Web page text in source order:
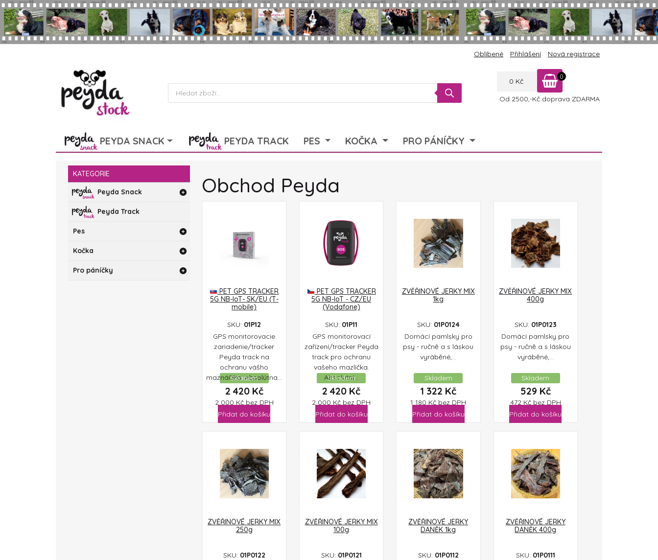
Skip to main content
Oblíbené Přihlášení Nová registrace
Products
search
0 Kč
0
Od 2500,-Kč doprava ZDARMA
PEYDA SNACK PEYDA TRACK PES KOČKA PRO PÁNÍČKY
Obchod Peyda
PET GPS TRACKER
5G NB-IoT- SK/EU (T-
mobile)
SKU: 01P12
GPS monitorovacie
zariadenie/tracker
Peyda track na
ochranu vášho
maznáčika. Absolútna...
Skladem
2 420 Kč
2 000 Kč bez DPH
Přidat do košíku
PET GPS TRACKER
5G NB-IoT - CZ/EU
(Vodafone)
SKU: 01P11
GPS monitorovací
zařízení/tracker Peyda
track pro ochranu
vašeho mazlíčka.
Absolutní...
Skladem
2 420 Kč
2 000 Kč bez DPH
Přidat do košíku
ZVĚŘINOVÉ JERKY MIX
1kg
SKU: 01P0124
Domácí pamlsky pro
psy - ručně a s láskou
vyráběné,...
Skladem
1 322 Kč
1 180 Kč bez DPH
Přidat do košíku
ZVĚŘINOVÉ JERKY MIX
400g
SKU: 01P0123
Domácí pamlsky pro
psy - ručně a s láskou
vyráběné,...
Skladem
529 Kč
472 Kč bez DPH
Přidat do košíku
ZVĚŘINOVÉ JERKY MIX
250g
SKU: 01P0122
ZVĚŘINOVÉ JERKY MIX
100g
SKU: 01P0121
ZVĚŘINOVÉ JERKY
DANĚK 1kg
SKU: 01P0112
ZVĚŘINOVÉ JERKY
DANĚK 400g
SKU: 01P0111
KATEGORIE
Peyda Snack
Peyda Track
Pes
Kočka
Pro páníčky